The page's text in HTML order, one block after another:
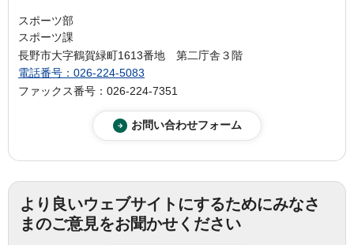
スポーツ部
スポーツ課
長野市大字鶴賀緑町1613番地 第二庁舎３階
電話番号：026-224-5083
ファックス番号：026-224-7351
より良いウェブサイトにするためにみなさ
まのご意見をお聞かせください